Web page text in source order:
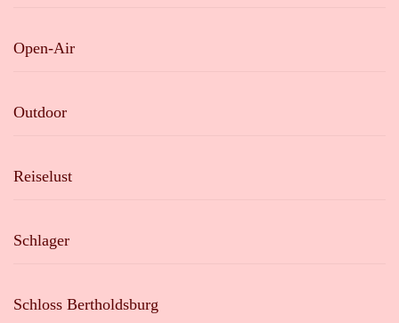
Open-Air
Outdoor
Reiselust
Schlager
Schloss Bertholdsburg